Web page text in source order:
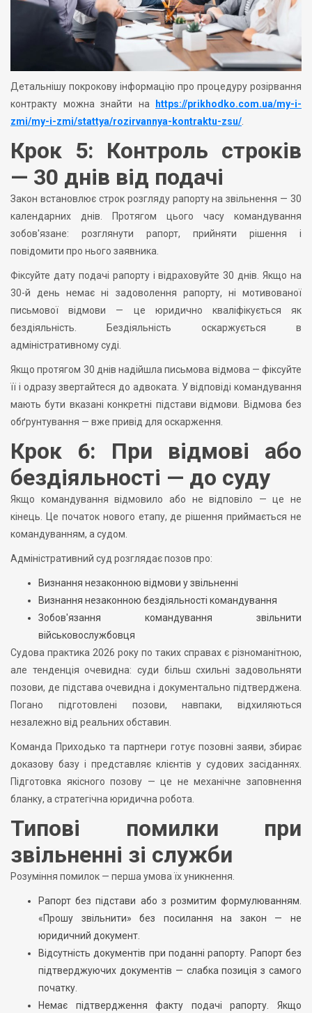
Детальнішу покрокову інформацію про процедуру розірвання
контракту можна знайти на
https://prikhodko.com.ua/my-i-
zmi/my-i-zmi/stattya/rozirvannya-kontraktu-zsu/
Крок 5: Контроль строків
— 30 днів від подачі
Закон встановлює строк розгляду рапорту на звільнення — 30
календарних днів. Протягом цього часу командування
зобов'язане: розглянути рапорт, прийняти рішення і
повідомити про нього заявника.
Фіксуйте дату подачі рапорту і відраховуйте 30 днів. Якщо на
30-й день немає ні задоволення рапорту, ні мотивованої
письмової відмови — це юридично кваліфікується як
бездіяльність. Бездіяльність оскаржується в
адміністративному суді.
Якщо протягом 30 днів надійшла письмова відмова — фіксуйте
її і одразу звертайтеся до адвоката. У відповіді командування
мають бути вказані конкретні підстави відмови. Відмова без
обґрунтування — вже привід для оскарження.
Крок 6: При відмові або
бездіяльності — до суду
Якщо командування відмовило або не відповіло — це не
кінець. Це початок нового етапу, де рішення приймається не
командуванням, а судом.
Адміністративний суд розглядає позов про:
Визнання незаконною відмови у звільненні
Визнання незаконною бездіяльності командування
Зобов'язання командування звільнити
військовослужбовця
Судова практика 2026 року по таких справах є різноманітною,
але тенденція очевидна: суди більш схильні задовольняти
позови, де підстава очевидна і документально підтверджена.
Погано підготовлені позови, навпаки, відхиляються
незалежно від реальних обставин.
Команда Приходько та партнери готує позовні заяви, збирає
доказову базу і представляє клієнтів у судових засіданнях.
Підготовка якісного позову — це не механічне заповнення
бланку, а стратегічна юридична робота.
Типові помилки при
звільненні зі служби
Розуміння помилок — перша умова їх уникнення.
Рапорт без підстави або з розмитим формулюванням.
«Прошу звільнити» без посилання на закон — не
юридичний документ.
Відсутність документів при поданні рапорту. Рапорт без
підтверджуючих документів — слабка позиція з самого
початку.
Немає підтвердження факту подачі рапорту. Якщо